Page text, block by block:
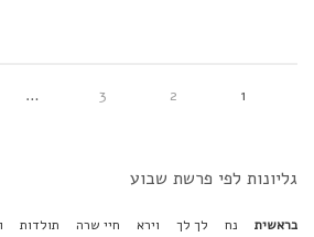
1
2
3
…
גליונות לפי פרשת שבוע
בראשית נח לך לך וירא חיי שרה תולדות